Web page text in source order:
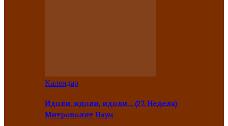
Kалендар
Идоли, идоли, идоли… (27. Недела)
Митрополит Наум